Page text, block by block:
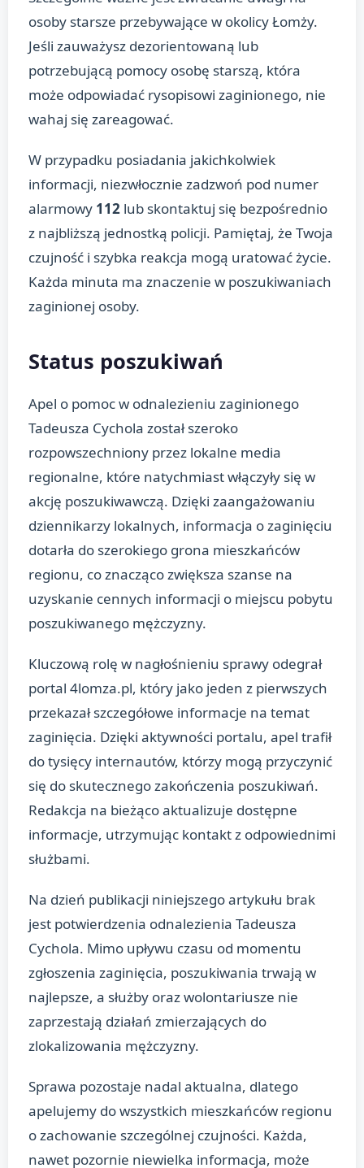
osoby starsze przebywające w okolicy Łomży.
Jeśli zauważysz dezorientowaną lub
potrzebującą pomocy osobę starszą, która
może odpowiadać rysopisowi zaginionego, nie
wahaj się zareagować.
W przypadku posiadania jakichkolwiek
informacji, niezwłocznie zadzwoń pod numer
alarmowy 112 lub skontaktuj się bezpośrednio
z najbliższą jednostką policji. Pamiętaj, że Twoja
czujność i szybka reakcja mogą uratować życie.
Każda minuta ma znaczenie w poszukiwaniach
zaginionej osoby.
Status poszukiwań
Apel o pomoc w odnalezieniu zaginionego
Tadeusza Cychola został szeroko
rozpowszechniony przez lokalne media
regionalne, które natychmiast włączyły się w
akcję poszukiwawczą. Dzięki zaangażowaniu
dziennikarzy lokalnych, informacja o zaginięciu
dotarła do szerokiego grona mieszkańców
regionu, co znacząco zwiększa szanse na
uzyskanie cennych informacji o miejscu pobytu
poszukiwanego mężczyzny.
Kluczową rolę w nagłośnieniu sprawy odegrał
portal 4lomza.pl, który jako jeden z pierwszych
przekazał szczegółowe informacje na temat
zaginięcia. Dzięki aktywności portalu, apel trafił
do tysięcy internautów, którzy mogą przyczynić
się do skutecznego zakończenia poszukiwań.
Redakcja na bieżąco aktualizuje dostępne
informacje, utrzymując kontakt z odpowiednimi
służbami.
Na dzień publikacji niniejszego artykułu brak
jest potwierdzenia odnalezienia Tadeusza
Cychola. Mimo upływu czasu od momentu
zgłoszenia zaginięcia, poszukiwania trwają w
najlepsze, a służby oraz wolontariusze nie
zaprzestają działań zmierzających do
zlokalizowania mężczyzny.
Sprawa pozostaje nadal aktualna, dlatego
apelujemy do wszystkich mieszkańców regionu
o zachowanie szczególnej czujności. Każda,
nawet pozornie niewielka informacja, może